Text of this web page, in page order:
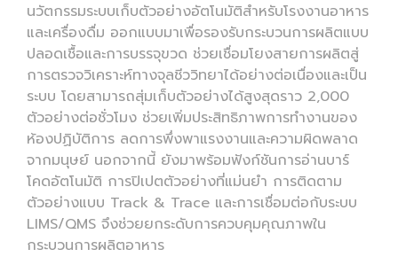
นวัตกรรมระบบเก็บตัวอย่างอัตโนมัติสำหรับโรงงานอาหาร
และเครื่องดื่ม ออกแบบมาเพื่อรองรับกระบวนการผลิตแบบ
ปลอดเชื้อและการบรรจุขวด ช่วยเชื่อมโยงสายการผลิตสู่
การตรวจวิเคราะห์ทางจุลชีววิทยาได้อย่างต่อเนื่องและเป็น
ระบบ โดยสามารถสุ่มเก็บตัวอย่างได้สูงสุดราว 2,000
ตัวอย่างต่อชั่วโมง ช่วยเพิ่มประสิทธิภาพการทำงานของ
ห้องปฏิบัติการ ลดการพึ่งพาแรงงานและความผิดพลาด
จากมนุษย์ นอกจากนี้ ยังมาพร้อมฟังก์ชันการอ่านบาร์
โคดอัตโนมัติ การปิเปตตัวอย่างที่แม่นยำ การติดตาม
ตัวอย่างแบบ Track & Trace และการเชื่อมต่อกับระบบ
LIMS/QMS จึงช่วยยกระดับการควบคุมคุณภาพใน
กระบวนการผลิตอาหาร